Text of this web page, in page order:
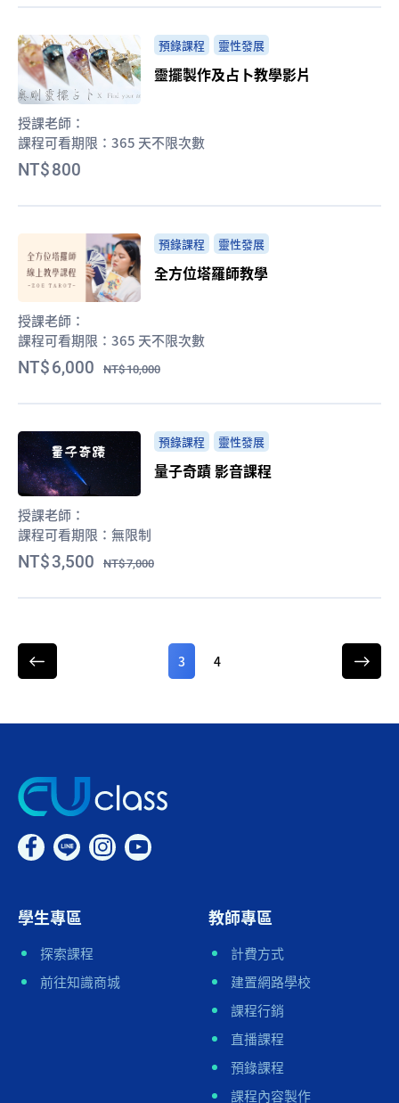
預錄課程 靈性發展
靈擺製作及占卜教學影片
授課老師：
課程可看期限： 365 天不限次數
800
預錄課程 靈性發展
全方位塔羅師教學
授課老師：
課程可看期限： 365 天不限次數
6,000 10,000
預錄課程 靈性發展
量子奇蹟 影音課程
授課老師：
課程可看期限： 無限制
3,500 7,000
3 4
學生專區
探索課程
前往知識商城
教師專區
計費方式
建置網路學校
課程行銷
直播課程
預錄課程
課程內容製作